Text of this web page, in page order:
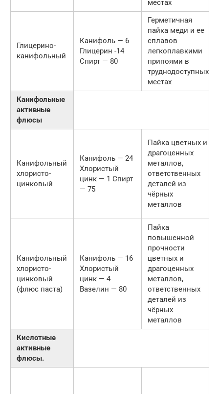
местах
Глицерино-
канифольный
Канифоль — 6
Глицерин -14
Спирт — 80
Герметичная
пайка меди и ее
сплавов
легкоплавкими
припоями в
труднодоступных
местах
Канифольные
активные
флюсы
Канифольный
хлористо-
цинковый
Канифоль — 24
Хлористый
цинк — 1 Спирт
— 75
Пайка цветных и
драгоценных
металлов,
ответственных
деталей из
чёрных
металлов
Канифольный
хлористо-
цинковый
(флюс паста)
Канифоль — 16
Хлористый
цинк — 4
Вазелин — 80
Пайка
повышенной
прочности
цветных и
драгоценных
металлов,
ответственных
деталей из
чёрных
металлов
Кислотные
активные
флюсы.